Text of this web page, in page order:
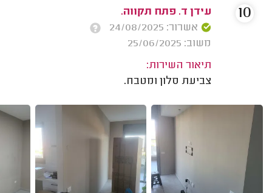
עידן ד. פתח תקווה.
אשרור: 24/08/2025
משוב: 25/06/2025
תיאור השירות:
צביעת סלון ומטבח.
10